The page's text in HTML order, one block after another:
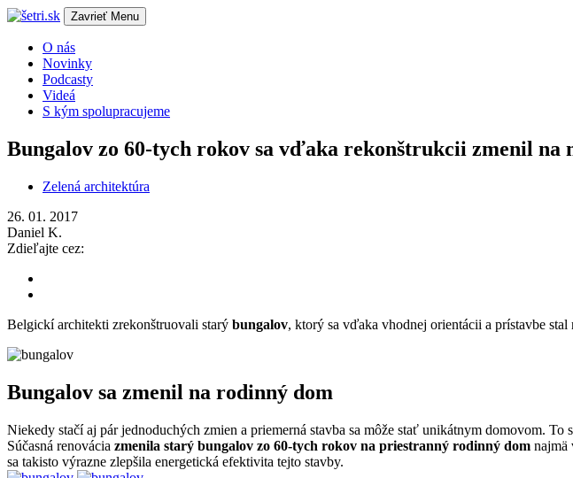
Zavrieť Menu
O nás
Novinky
Podcasty
Videá
S kým spolupracujeme
Bungalov zo 60-tych rokov sa vďaka rekonštrukcii zmenil na
Zelená architektúra
26. 01. 2017
Daniel K.
Zdieľajte cez:
Belgickí architekti zrekonštruovali starý bungalov, ktorý sa vďaka vhodnej orientácii a prístavbe
Bungalov sa zmenil na rodinný dom
Niekedy stačí aj pár jednoduchých zmien a priemerná stavba sa môže stať unikátnym domovom.
Súčasná renovácia zmenila starý bungalov zo 60-tych rokov na priestranný rodinný dom najmä
sa takisto výrazne zlepšila energetická efektivita tejto stavby.